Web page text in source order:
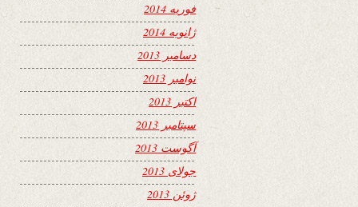
فوریه 2014
ژانویه 2014
دسامبر 2013
نوامبر 2013
اکتبر 2013
سپتامبر 2013
آگوست 2013
جولای 2013
ژوئن 2013